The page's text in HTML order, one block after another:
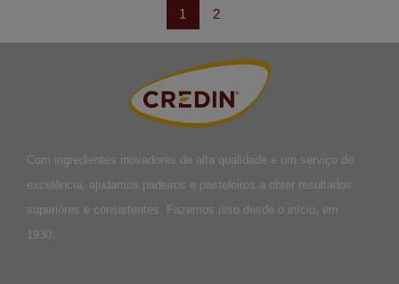
1 2
Com ingredientes inovadores de alta qualidade e um serviço de
excelência, ajudamos padeiros e pasteleiros a obter resultados
superiores e consistentes. Fazemos isso desde o início, em
1930.